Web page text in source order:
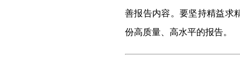
善报告内容。要坚持精益求
份高质量、高水平的报告。